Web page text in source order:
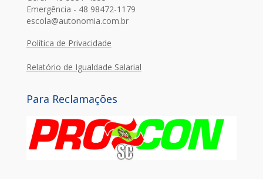
Emergência - 48 98472-1179
escola@autonomia.com.br
Política de Privacidade
Relatório de Igualdade Salarial
Para Reclamações